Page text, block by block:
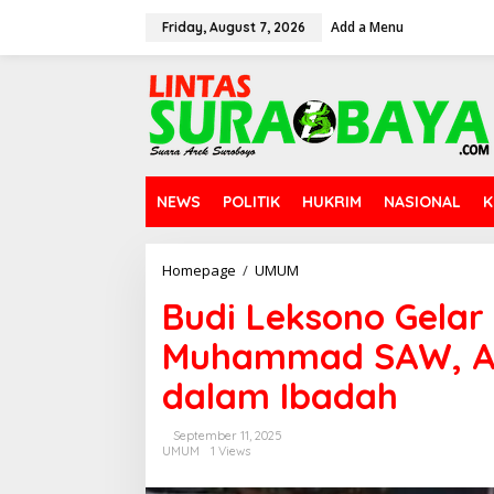
Friday, August 7, 2026 Add a Menu
NEWS POLITIK HUKRIM NASIONAL
Homepage / UMUM
d
i
L
e
k
s
G
Budi Leksono
Muhammad SAW,
dalam Ibadah
September 11, 2025
UMUM
1 Views